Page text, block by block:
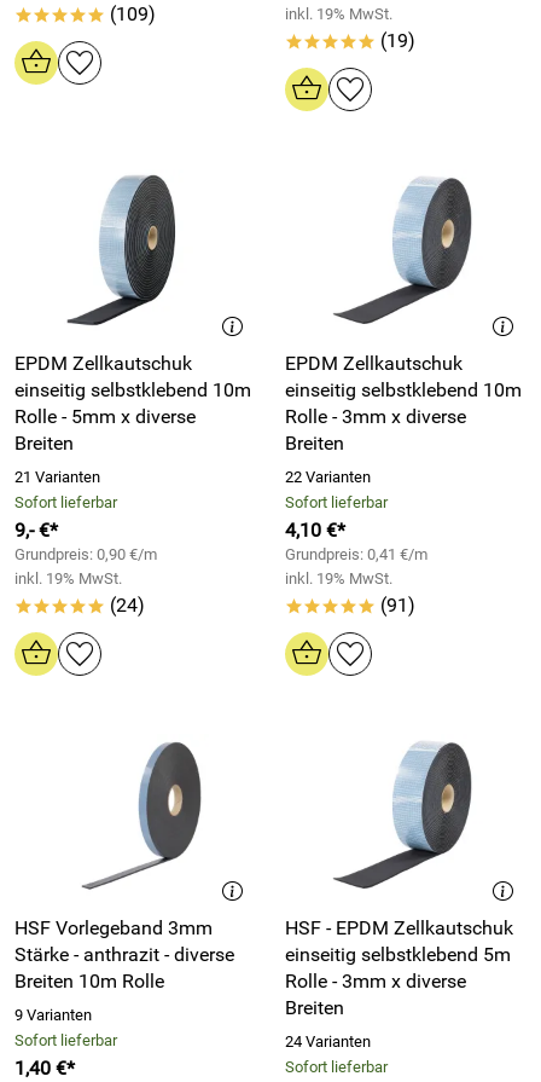
***** (109)
inkl. 19% MwSt.
***** (19)
EPDM Zellkautschuk
einseitig selbstklebend 10m
Rolle - 5mm x diverse
Breiten
21 Varianten
Sofort lieferbar
9,- €*
Grundpreis: 0,90 €/m
inkl. 19% MwSt.
***** (24)
EPDM Zellkautschuk
einseitig selbstklebend 10m
Rolle - 3mm x diverse
Breiten
22 Varianten
Sofort lieferbar
4,10 €*
Grundpreis: 0,41 €/m
inkl. 19% MwSt.
***** (91)
HSF Vorlegeband 3mm
Stärke - anthrazit - diverse
Breiten 10m Rolle
9 Varianten
Sofort lieferbar
1,40 €*
HSF - EPDM Zellkautschuk
einseitig selbstklebend 5m
Rolle - 3mm x diverse
Breiten
24 Varianten
Sofort lieferbar